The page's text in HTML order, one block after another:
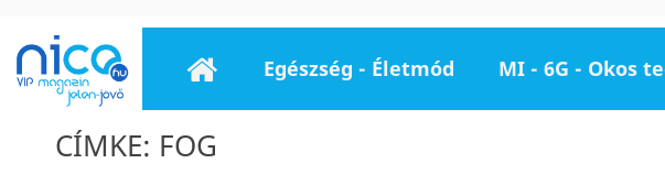
Egészség - Életmód MI - 6G - Okos
CÍMKE: FOG